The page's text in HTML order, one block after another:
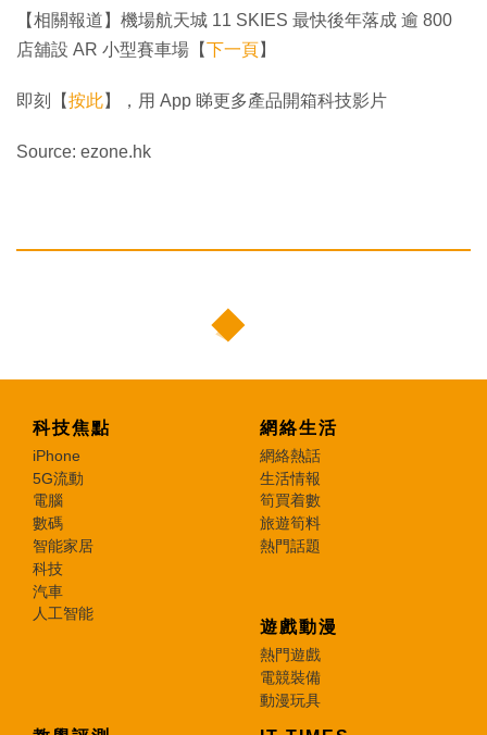
【相關報道】機場航天城 11 SKIES 最快後年落成 逾 800
店舖設 AR 小型賽車場【下一頁】
即刻【按此】，用 App 睇更多產品開箱科技影片
Source: ezone.hk
科技焦點
iPhone
5G流動
電腦
數碼
智能家居
科技
汽車
人工智能
網絡生活
網絡熱話
生活情報
筍買着數
旅遊筍料
熱門話題
遊戲動漫
熱門遊戲
電競裝備
動漫玩具